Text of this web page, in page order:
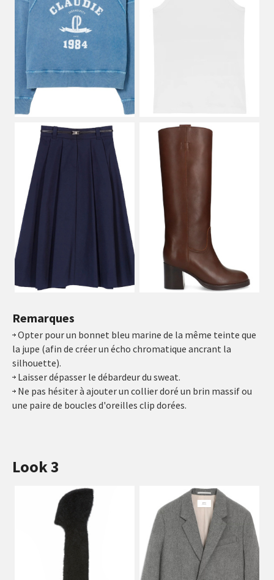
Remarques
Opter pour un bonnet bleu marine de la même teinte que
la jupe (afin de créer un écho chromatique ancrant la
silhouette).
Laisser dépasser le débardeur du sweat.
Ne pas hésiter à ajouter un collier doré un brin massif ou
une paire de boucles d'oreilles clip dorées.
Look 3